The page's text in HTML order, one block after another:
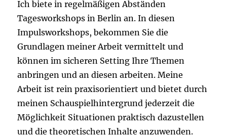
Ich biete in regelmäßigen Abständen
Tagesworkshops in Berlin an. In diesen
Impulsworkshops, bekommen Sie die
Grundlagen meiner Arbeit vermittelt und
können im sicheren Setting Ihre Themen
anbringen und an diesen arbeiten. Meine
Arbeit ist rein praxisorientiert und bietet durch
meinen Schauspielhintergrund jederzeit die
Möglichkeit Situationen praktisch dazustellen
und die theoretischen Inhalte anzuwenden.